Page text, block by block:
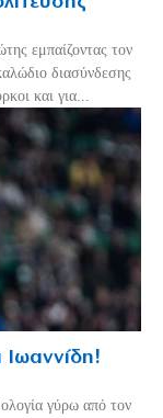
εμπαίζοντας τον
διασύνδεσης
και για...
Ιωαννίδη!
γύρω από τον